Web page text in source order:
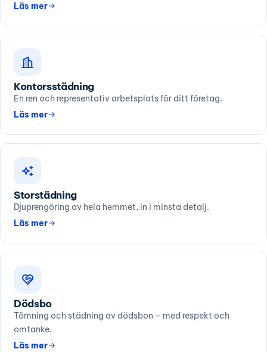
Läs mer
Kontorsstädning
En ren och representativ arbetsplats för ditt företag.
Läs mer
Storstädning
Djuprengöring av hela hemmet, in i minsta detalj.
Läs mer
Dödsbo
Tömning och städning av dödsbon – med respekt och
omtanke.
Läs mer